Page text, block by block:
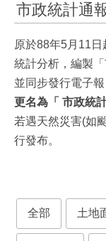
市政統計通
原於88年5月11
統計分析，編製
並同步發行電子
更名為「 市政統
若遇天然災害(如
行發布。
全部 土地